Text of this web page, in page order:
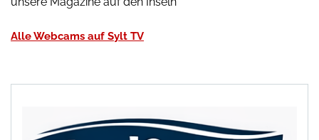
Alle Webcams auf Sylt TV